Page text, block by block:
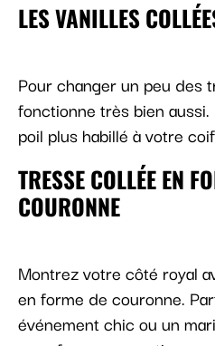
LES VANILLES
Pour changer un peu des
fonctionne très bien
poil plus habillé à votre
TRESSE COLLÉE EN
COURONNE
Montrez votre côté royal
en forme de couronne.
événement chic ou un